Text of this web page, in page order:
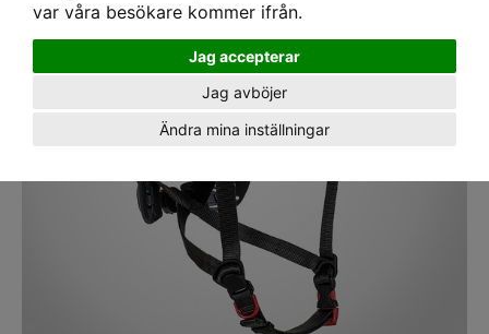
var våra besökare kommer ifrån.
Jag accepterar
Jag avböjer
Ändra mina inställningar